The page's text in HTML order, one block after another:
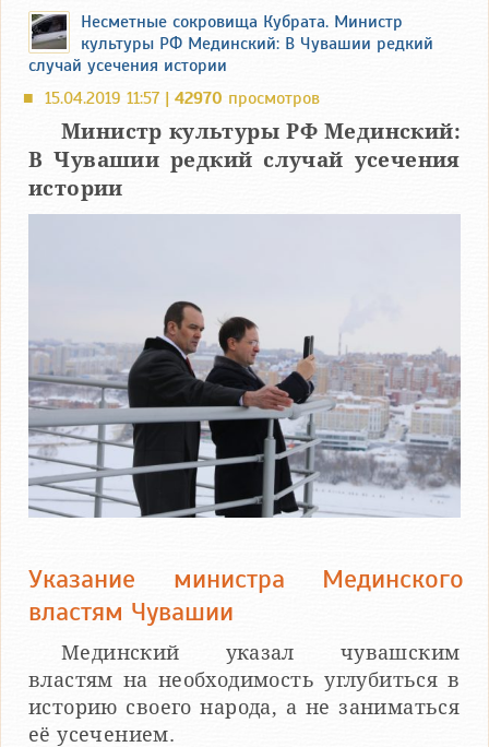
Несметные сокровища Кубрата. Министр
культуры РФ Мединский: В Чувашии редкий
случай усечения истории
■ 15.04.2019 11:57 | 42970 просмотров
Министр культуры РФ Мединский:
В Чувашии редкий случай усечения
истории
Указание министра Мединского
властям Чувашии
Мединский указал чувашским
властям на необходимость углубиться в
историю своего народа, а не заниматься
её усечением.